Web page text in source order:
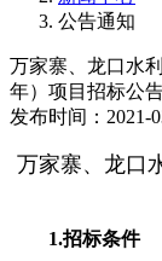
公告通知
万家寨、龙口水
年）项目招标公
发布时间：2021-
万家寨、龙口
1.招标条件